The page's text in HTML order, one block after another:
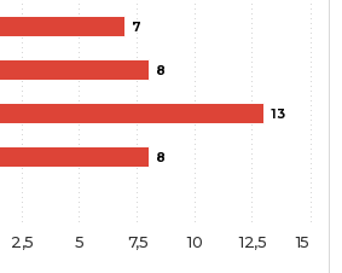
7
8
13
8
2,5 5 7,5 10 12,5 15